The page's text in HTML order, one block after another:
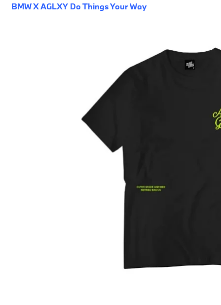
BMW X AGLXY Do Things Your Way